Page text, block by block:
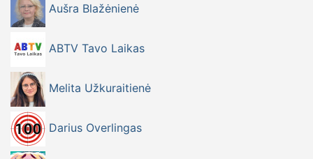
Aušra Blažėnienė
ABTV Tavo Laikas
Melita Užkuraitienė
Darius Overlingas